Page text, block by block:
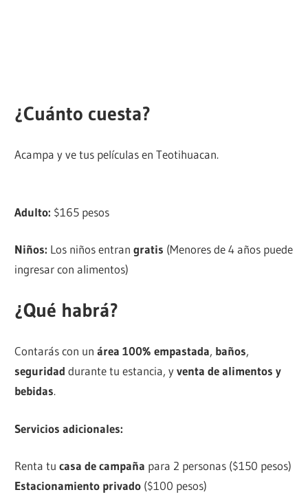
¿Cuánto cuesta?
Acampa y ve tus películas en Teotihuacan.
Adulto: $165 pesos
Niños: Los niños entrangratis (Menores de 4 años puede
ingresar con alimentos)
¿Qué habrá?
Contarás con unárea 100% empastada, baños,
seguridad durante tu estancia, yventa de alimentos y
bebidas.
Servicios adicionales:
Renta tu casa de campaña para 2 personas ($150 pesos)
Estacionamiento privado ($100 pesos)